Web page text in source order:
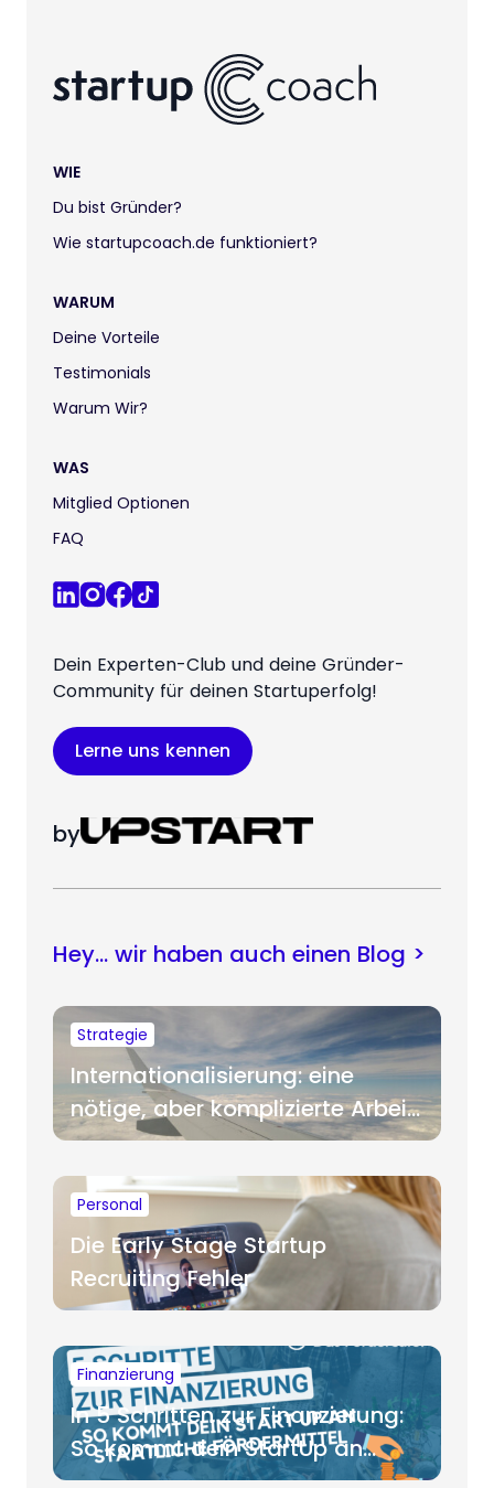
WIE
Du bist Gründer?
Wie startupcoach.de funktioniert?
WARUM
Deine Vorteile
Testimonials
Warum Wir?
WAS
Mitglied Optionen
FAQ
Dein Experten-Club und deine Gründer-
Community für deinen Startuperfolg!
Lerne uns kennen
by
Hey… wir haben auch einen Blog >
Strategie
Internationalisierung: eine
nötige, aber komplizierte Arbeit
für Startups
Personal
Die Early Stage Startup
Recruiting Fehler
Finanzierung
In 5 Schritten zur Finanzierung:
So kommt dein StartUp an
staatliche Fördermittel